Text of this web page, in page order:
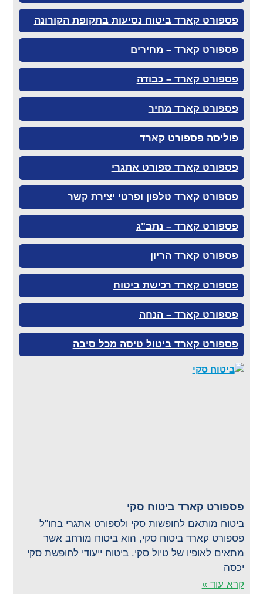
פספורט קארד ביטוח נסיעות בתקופת הקורונה
פספורט קארד – מחירים
פספורט קארד – כבודה
פספורט קארד מחיר
פוליסה פספורט קארד
פספורט קארד ספורט אתגרי
פספורט קארד טלפון ופרטי יצירת קשר
פספורט קארד – נתב"ג
פספורט קארד הריון
פספורט קארד רכישת ביטוח
פספורט קארד – הנחה
פספורט קארד ביטול טיסה מכל סיבה
פספורט קארד ביטוח סקי
ביטוח מותאם לחופשות סקי ולספורט אתגרי בחו"ל
פספורט קארד ביטוח סקי, הוא ביטוח מורחב אשר
מתאים לאופיו של טיול סקי. ביטוח ייעודי לחופשת סקי
יכסה
קרא עוד »